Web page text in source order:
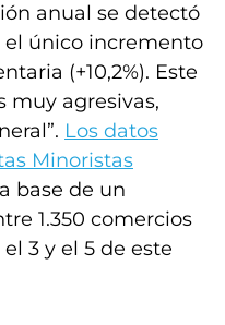
anual se detectó
el único incremento
(+10,2%). Este
muy agresivas,
Los datos
Minoristas
base de un
1.350 comercios
3 y el 5 de este